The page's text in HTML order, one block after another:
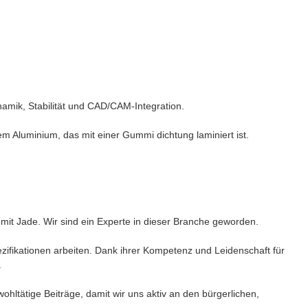
Stabilität und CAD/CAM-Integration.
Aluminium, das mit einer Gummi dichtung laminiert ist.
Jade. Wir sind ein Experte in dieser Branche geworden.
arbeiten. Dank ihrer Kompetenz und Leidenschaft für
Beiträge, damit wir uns aktiv an den bürgerlichen,